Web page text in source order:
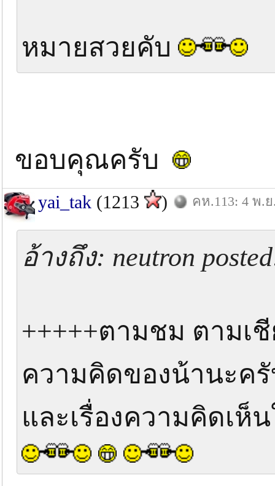
หมายสวยคับ
ขอบคุณครับ
yai_tak (1213 ) คห.113: 4 พ.ย
อ้างถึง: neutron
+++++ตามชม ตามเ
ความคิดของน้านะครั
และเรื่องความคิดเห็